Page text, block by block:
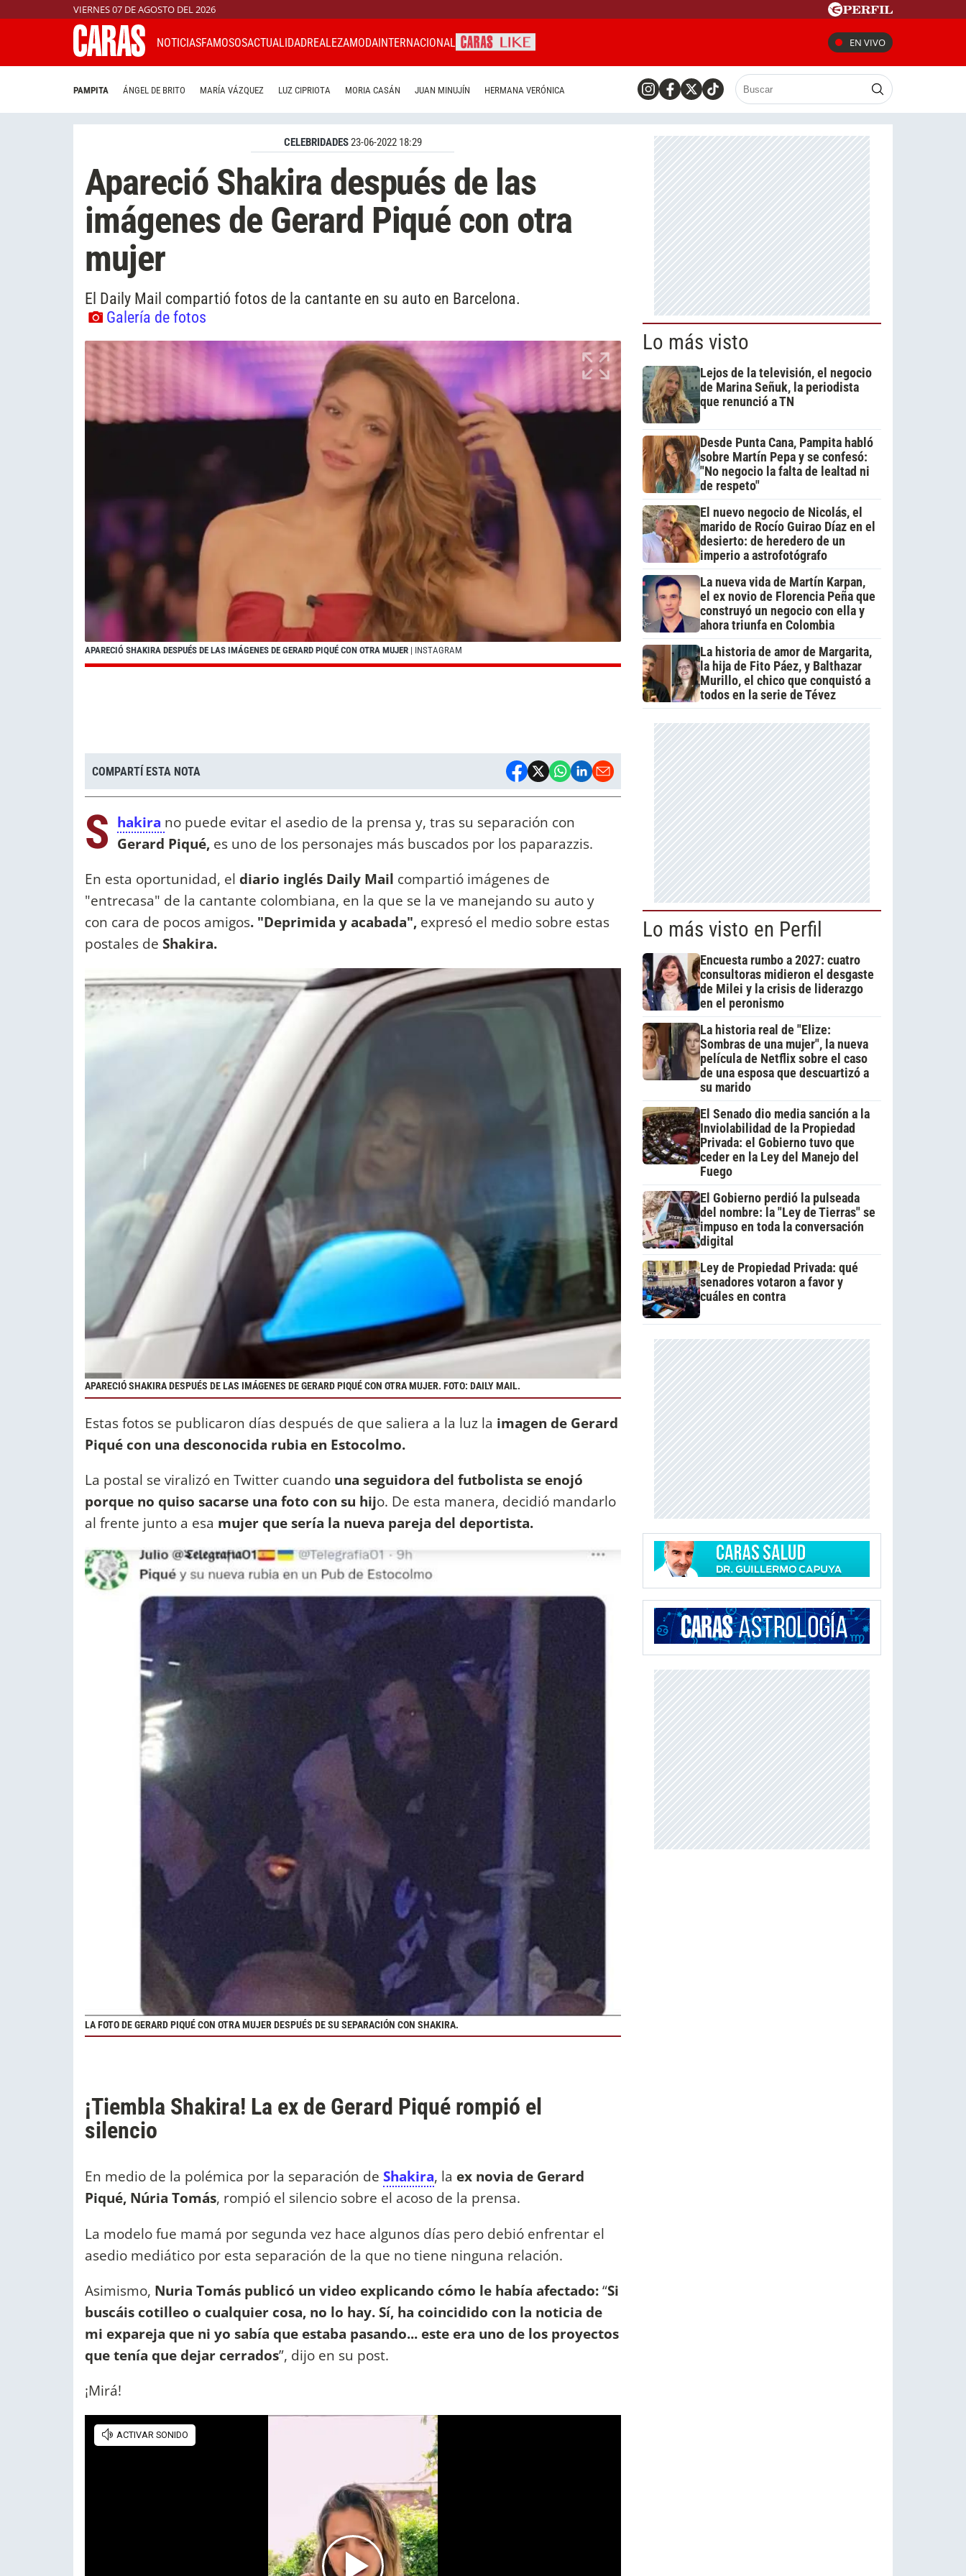
VIERNES 07 DE AGOSTO DEL 2026
NOTICIASFAMOSOSACTUALIDADREALEZAMODAINTERNACIONAL EN VIVO
PAMPITA ÁNGEL DE BRITO MARÍA VÁZQUEZ LUZ CIPRIOTA MORIA CASÁN JUAN MINUJÍN HERMANA VERÓNICA
CELEBRIDADES23-06-2022 18:29
Apareció Shakira después de las
imágenes de Gerard Piqué con otra
mujer
El Daily Mail compartió fotos de la cantante en su auto en Barcelona.
Galería de fotos
APARECIÓ SHAKIRA DESPUÉS DE LAS IMÁGENES DE GERARD PIQUÉ CON OTRA MUJER | INSTAGRAM
COMPARTÍ ESTA NOTA
S hakira no puede evitar el asedio de la prensa y, tras su separación con
Gerard Piqué, es uno de los personajes más buscados por los paparazzis.
En esta oportunidad, el diario inglés Daily Mail compartió imágenes de
"entrecasa" de la cantante colombiana, en la que se la ve manejando su auto y
con cara de pocos amigos. "Deprimida y acabada", expresó el medio sobre estas
postales de Shakira.
APARECIÓ SHAKIRA DESPUÉS DE LAS IMÁGENES DE GERARD PIQUÉ CON OTRA MUJER. FOTO: DAILY MAIL.
Estas fotos se publicaron días después de que saliera a la luz la imagen de Gerard
Piqué con una desconocida rubia en Estocolmo.
La postal se viralizó en Twitter cuando una seguidora del futbolista se enojó
porque no quiso sacarse una foto con su hijo. De esta manera, decidió mandarlo
al frente junto a esa mujer que sería la nueva pareja del deportista.
LA FOTO DE GERARD PIQUÉ CON OTRA MUJER DESPUÉS DE SU SEPARACIÓN CON SHAKIRA.
¡Tiembla Shakira! La ex de Gerard Piqué rompió el
silencio
En medio de la polémica por la separación de Shakira, la ex novia de Gerard
Piqué, Núria Tomás, rompió el silencio sobre el acoso de la prensa.
La modelo fue mamá por segunda vez hace algunos días pero debió enfrentar el
asedio mediático por esta separación de la que no tiene ninguna relación.
Asimismo, Nuria Tomás publicó un video explicando cómo le había afectado:“Si
buscáis cotilleo o cualquier cosa, no lo hay. Sí, ha coincidido con la noticia de
mi expareja que ni yo sabía que estaba pasando... este era uno de los proyectos
que tenía que dejar cerrados”, dijo en su post.
¡Mirá!
Lo más visto
Lejos de la televisión, el negocio
de Marina Señuk, la periodista
que renunció a TN
Desde Punta Cana, Pampita habló
sobre Martín Pepa y se confesó:
"No negocio la falta de lealtad ni
de respeto"
El nuevo negocio de Nicolás, el
marido de Rocío Guirao Díaz en el
desierto: de heredero de un
imperio a astrofotógrafo
La nueva vida de Martín Karpan,
el ex novio de Florencia Peña que
construyó un negocio con ella y
ahora triunfa en Colombia
La historia de amor de Margarita,
la hija de Fito Páez, y Balthazar
Murillo, el chico que conquistó a
todos en la serie de Tévez
Lo más visto en Perfil
Encuesta rumbo a 2027: cuatro
consultoras midieron el desgaste
de Milei y la crisis de liderazgo
en el peronismo
La historia real de "Elize:
Sombras de una mujer", la nueva
película de Netflix sobre el caso
de una esposa que descuartizó a
su marido
El Senado dio media sanción a la
Inviolabilidad de la Propiedad
Privada: el Gobierno tuvo que
ceder en la Ley del Manejo del
Fuego
El Gobierno perdió la pulseada
del nombre: la "Ley de Tierras" se
impuso en toda la conversación
digital
Ley de Propiedad Privada: qué
senadores votaron a favor y
cuáles en contra